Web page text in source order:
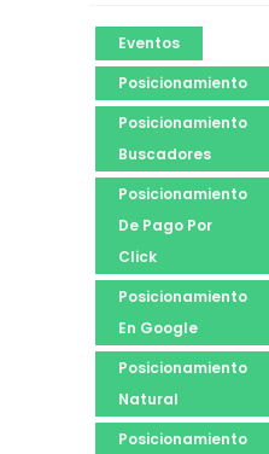
Eventos
Posicionamiento
Posicionamiento
Buscadores
Posicionamiento
De Pago Por
Click
Posicionamiento
En Google
Posicionamiento
Natural
Posicionamiento